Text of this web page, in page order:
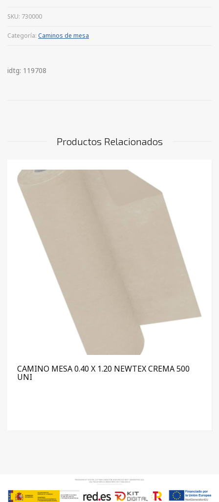
SKU: 730000
Categoría: Caminos de mesa
idtg: 119708
Productos Relacionados
CAMINO MESA 0.40 X 1.20 NEWTEX CREMA 500
UNI